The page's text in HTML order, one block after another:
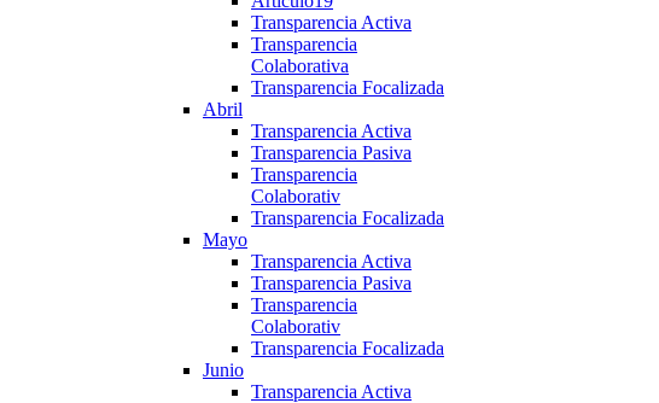
Transparencia Activa
Transparencia
Colaborativa
Transparencia Focalizada
Abril
Transparencia Activa
Transparencia Pasiva
Transparencia
Colaborativ
Transparencia Focalizada
Mayo
Transparencia Activa
Transparencia Pasiva
Transparencia
Colaborativ
Transparencia Focalizada
Junio
Transparencia Activa